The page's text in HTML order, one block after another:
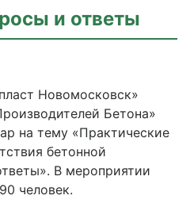
и ответы
Новомосковск»
Бетона»
на тему «Практические
бетонной
В мероприятии
человек.